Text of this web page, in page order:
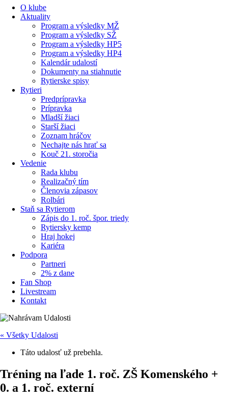
O klube
Aktuality
Program a výsledky MŽ
Program a výsledky SŽ
Program a výsledky HP5
Program a výsledky HP4
Kalendár udalostí
Dokumenty na stiahnutie
Rytierske spisy
Rytieri
Predprípravka
Prípravka
Mladší žiaci
Starší žiaci
Zoznam hráčov
Nechajte nás hrať sa
Kouč 21. storočia
Vedenie
Rada klubu
Realizačný tím
Členovia zápasov
Rolbári
Staň sa Rytierom
Zápis do 1. roč. špor. triedy
Rytiersky kemp
Hraj hokej
Kariéra
Podpora
Partneri
2% z dane
Fan Shop
Livestream
Kontakt
« Všetky Udalosti
Táto udalosť už prebehla.
Tréning na ľade 1. roč. ZŠ Komenského +
0. a 1. roč. externí